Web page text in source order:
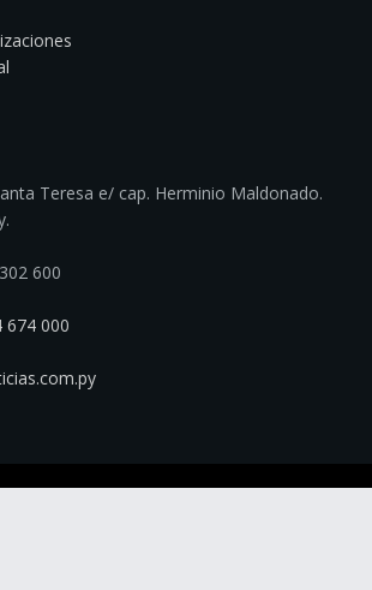
Teresa e/ cap. Herminio Maldonado.
600
674 000